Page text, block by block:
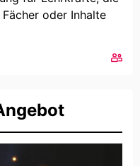
oder Inhalte